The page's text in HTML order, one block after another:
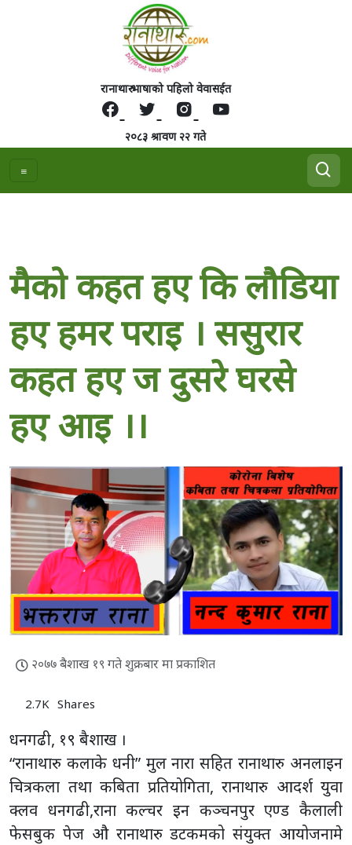
रानाथारु भाषाको पहिलो वेवासईत
२०८३ श्रावण २२ गते
मैको कहत हए कि लौडिया
हए हमर पराइ । ससुरार
कहत हए ज दुसरे घरसे
हए आइ ।।
२०७७ बैशाख १९ गते शुक्रबार मा प्रकाशित
2.7K Shares
धनगढी, १९ बैशाख ।
“रानाथारु कलाके धनी” मुल नारा सहित रानाथारु अनलाइन
चित्रकला तथा कबिता प्रतियोगिता, रानाथारु आदर्श युवा
क्लव धनगढी,राना कल्चर इन कञ्चनपुर एण्ड कैलाली
फेसबुक पेज औ रानाथारु डटकमको संयुक्त आयोजनामे